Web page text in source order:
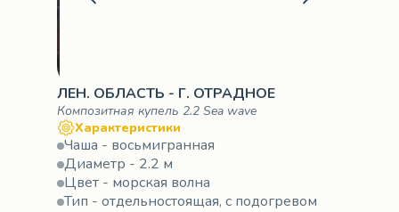
ЛЕН. ОБЛАСТЬ - Г. ОТРАДНОЕ
Композитная купель 2.2 Sea wave
Характеристики
Чаша - восьмигранная
Диаметр - 2.2 м
Цвет - морская волна
Тип - отдельностоящая, с подогревом